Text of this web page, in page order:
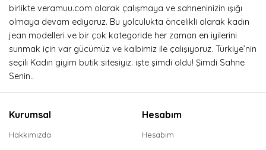
birlikte veramuu.com olarak çalışmaya ve sahneninizin ışığı
olmaya devam ediyoruz. Bu yolculukta öncelikli olarak kadın
jean modelleri ve bir çok kategoride her zaman en iyilerini
sunmak için var gücümüz ve kalbimiz ile çalışıyoruz. Türkiye’nin
seçili Kadın giyim butik sitesiyiz. işte şimdi oldu! Şimdi Sahne
Senin..
Kurumsal
Hakkımızda
Hesabım
Hesabım